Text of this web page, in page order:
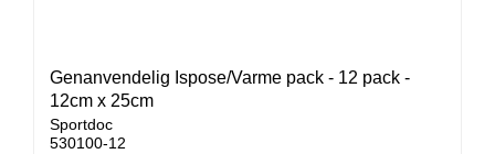
Genanvendelig Ispose/Varme pack - 12 pack -
12cm x 25cm
Sportdoc
530100-12